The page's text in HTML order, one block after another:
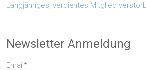
Langjähriges, verdientes Mitglied
Newsletter Anmeldung
Email*